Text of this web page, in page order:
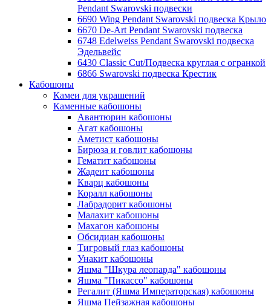
Pendant Swarovski подвески
6690 Wing Pendant Swarovski подвеска Крыло
6670 De-Art Pendant Swarovski подвеска
6748 Edelweiss Pendant Swarovski подвеска
Эдельвейс
6430 Classic Cut/Подвеска круглая с огранкой
6866 Swarovski подвеска Крестик
Кабошоны
Камеи для украшений
Каменные кабошоны
Авантюрин кабошоны
Агат кабошоны
Аметист кабошоны
Бирюза и говлит кабошоны
Гематит кабошоны
Жадеит кабошоны
Кварц кабошоны
Коралл кабошоны
Лабрадорит кабошоны
Малахит кабошоны
Махагон кабошоны
Обсидиан кабошоны
Тигровый глаз кабошоны
Унакит кабошоны
Яшма "Шкура леопарда" кабошоны
Яшма "Пикассо" кабошоны
Регалит (Яшма Императорская) кабошоны
Яшма Пейзажная кабошоны